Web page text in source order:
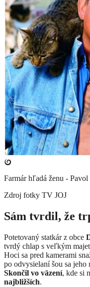
Farmár hľadá ženu - Pavol
Zdroj fotky TV JOJ
Sám tvrdil, že
Potetovaný statkár z obce
tvrdý chlap s veľkým
Hoci sa pred kamerami
po odvysielaní šou sa
Skončil vo väzení, kde si
najbližších.